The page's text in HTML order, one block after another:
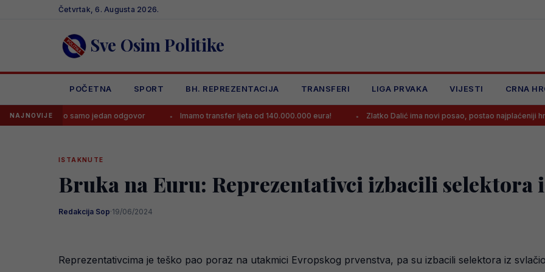
Četvrtak, 6. Augusta 2026.
Sve Osim Politike
POČETNA SPORT BH. REPREZENTACIJA TRANSFERI LIGA PRVAKA VIJESTI CRNA
NAJNOVIJE
imao samo jedan odgovor Imamo transfer ljeta od 140.000.000 eura! Zlatko Dalić ima novi posao, postao najplaćeniji hrvatski trener
ISTAKNUTE
Bruka na Euru: Reprezentativci izbacili selektora
Redakcija Sop·19/06/2024
Reprezentativcima je teško pao poraz na utakmici Evropskog prvenstva, pa su izbacili selektora iz